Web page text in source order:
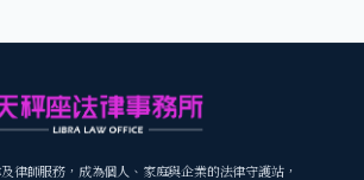
律師服務，成為個人、家庭與企業的法律守護站，